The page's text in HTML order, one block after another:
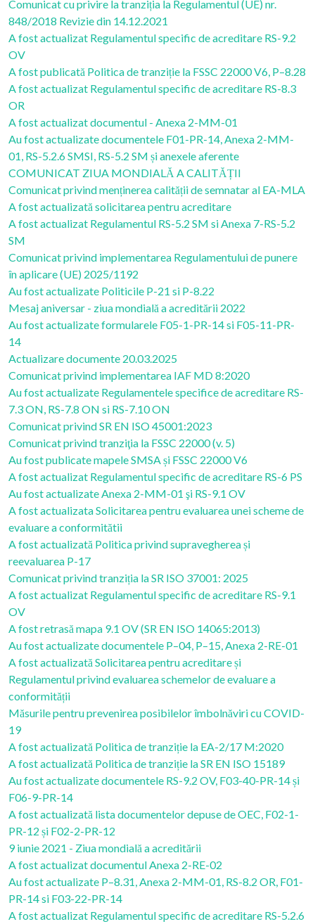
Comunicat cu privire la tranziția la Regulamentul (UE) nr.
848/2018 Revizie din 14.12.2021
A fost actualizat Regulamentul specific de acreditare RS-9.2
OV
A fost publicată Politica de tranziție la FSSC 22000 V6, P–8.28
A fost actualizat Regulamentul specific de acreditare RS-8.3
OR
A fost actualizat documentul - Anexa 2-MM-01
Au fost actualizate documentele F01-PR-14, Anexa 2-MM-
01, RS-5.2.6 SMSI, RS-5.2 SM și anexele aferente
COMUNICAT ZIUA MONDIALĂ A CALITĂȚII
Comunicat privind menținerea calității de semnatar al EA-MLA
A fost actualizată solicitarea pentru acreditare
A fost actualizat Regulamentul RS-5.2 SM si Anexa 7-RS-5.2
SM
Comunicat privind implementarea Regulamentului de punere
în aplicare (UE) 2025/1192
Au fost actualizate Politicile P-21 si P-8.22
Mesaj aniversar - ziua mondială a acreditării 2022
Au fost actualizate formularele F05-1-PR-14 si F05-11-PR-
14
Actualizare documente 20.03.2025
Comunicat privind implementarea IAF MD 8:2020
Au fost actualizate Regulamentele specifice de acreditare RS-
7.3 ON, RS-7.8 ON si RS-7.10 ON
Comunicat privind SR EN ISO 45001:2023
Comunicat privind tranziţia la FSSC 22000 (v. 5)
Au fost publicate mapele SMSA și FSSC 22000 V6
A fost actualizat Regulamentul specific de acreditare RS-6 PS
Au fost actualizate Anexa 2-MM-01 şi RS-9.1 OV
A fost actualizata Solicitarea pentru evaluarea unei scheme de
evaluare a conformitătii
A fost actualizată Politica privind supravegherea și
reevaluarea P-17
Comunicat privind tranziția la SR ISO 37001: 2025
A fost actualizat Regulamentul specific de acreditare RS-9.1
OV
A fost retrasă mapa 9.1 OV (SR EN ISO 14065:2013)
Au fost actualizate documentele P–04, P–15, Anexa 2-RE-01
A fost actualizată Solicitarea pentru acreditare și
Regulamentul privind evaluarea schemelor de evaluare a
conformității
Măsurile pentru prevenirea posibilelor îmbolnăviri cu COVID-
19
A fost actualizată Politica de tranziție la EA-2/17 M:2020
A fost actualizată Politica de tranziție la SR EN ISO 15189
Au fost actualizate documentele RS-9.2 OV, F03-40-PR-14 și
F06-9-PR-14
A fost actualizată lista documentelor depuse de OEC, F02-1-
PR-12 și F02-2-PR-12
9 iunie 2021 - Ziua mondială a acreditării
A fost actualizat documentul Anexa 2-RE-02
Au fost actualizate P–8.31, Anexa 2-MM-01, RS-8.2 OR, F01-
PR-14 si F03-22-PR-14
A fost actualizat Regulamentul specific de acreditare RS-5.2.6